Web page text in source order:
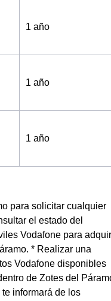
1 año
1 año
1 año
para solicitar cualquier
el estado del
Vodafone para
* Realizar una
Vodafone disponibles
de Zotes del
informará de los